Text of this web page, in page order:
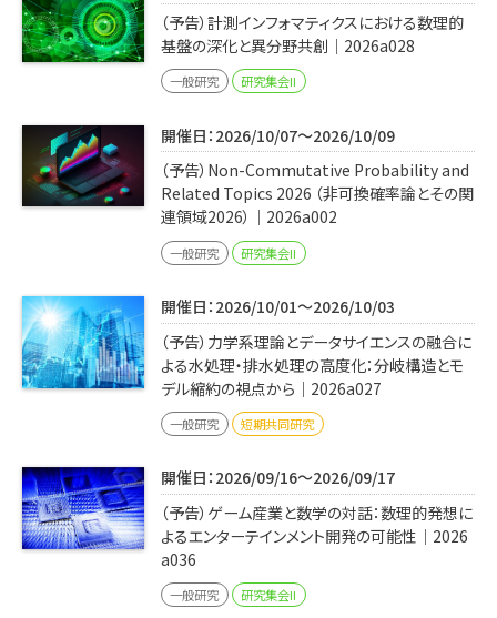
（予告）計測インフォマティクスにおける数理的
基盤の深化と異分野共創｜2026a028
一般研究 研究集会II
開催日：2026/10/07～2026/10/09
（予告）Non-Commutative Probability and
Related Topics 2026 （非可換確率論とその関
連領域2026）｜2026a002
一般研究 研究集会II
開催日：2026/10/01～2026/10/03
（予告）力学系理論とデータサイエンスの融合に
よる水処理・排水処理の高度化：分岐構造とモ
デル縮約の視点から｜2026a027
一般研究 短期共同研究
開催日：2026/09/16～2026/09/17
（予告）ゲーム産業と数学の対話：数理的発想に
よるエンターテインメント開発の可能性｜2026
a036
一般研究 研究集会II